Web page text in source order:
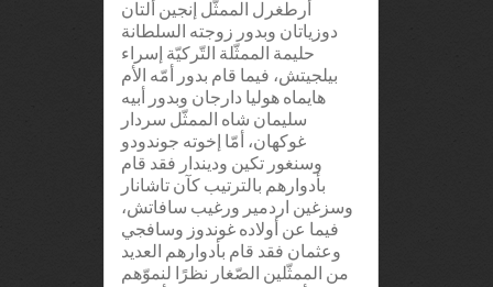
أرطغرل الممثّل إنجين ألتان
دوزياتان وبدور زوجته السلطانة
حليمة الممثّلة التّركيّة إسراء
بيلجيتش، فيما قام بدور أمّه الأم
هايماه هوليا دارجان وبدور أبيه
سليمان شاه الممثّل سردار
غوكهان، أمّا إخوته جوندودو
وسنغور تكين وديندار فقد قام
بأدوارهم بالترتيب كآن تاشانار
وسزغين اردمير ورغيب سافاتش،
فيما عن أولاده غوندوز وسافجي
وعثمان فقد قام بأدوارهم العديد
من الممثّلين الصّغار نظرًا لنموّهم